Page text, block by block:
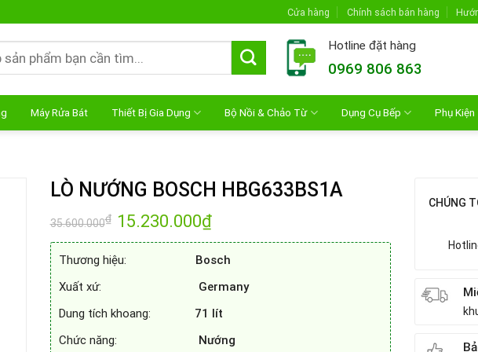
Cửa hàng Chính sách bán hàng
Hotline đặt hàng
0969 806 863
Máy Rửa Bát Thiết Bị Gia Dụng Bộ Nồi & Chảo Từ Dụng Cụ Bếp Phụ Kiện
LÒ NƯỚNG BOSCH HBG633BS1A
35.600.000₫ Giá
gốc
là:
15.230.000₫Giá
hiện
tại
15.230.000₫.
Thương hiệu: Bosch
Xuất xứ:
Germany
Dung tích khoang:
71 lít
Chức năng: Nướng
CHÚNG